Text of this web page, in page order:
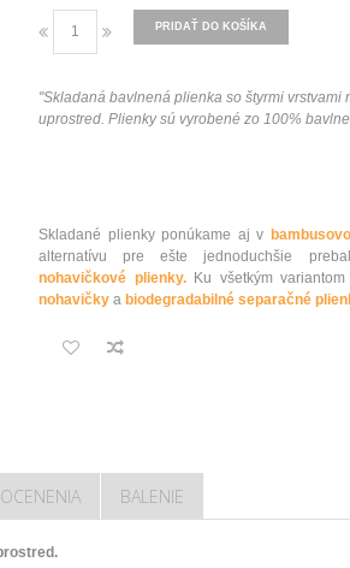
PRIDAŤ DO KOŠÍKA
"Skladaná bavlnená plienka so štyrmi vrstvami
uprostred. Plienky sú vyrobené zo 100%
Skladané plienky ponúkame aj v
alternatívu pre ešte jednoduchšie
nohavičkové plienky.Ku všetkým variantom
nohavičky a biodegradabilné separačné
BALENIE
.